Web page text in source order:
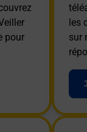
pour
les
sur